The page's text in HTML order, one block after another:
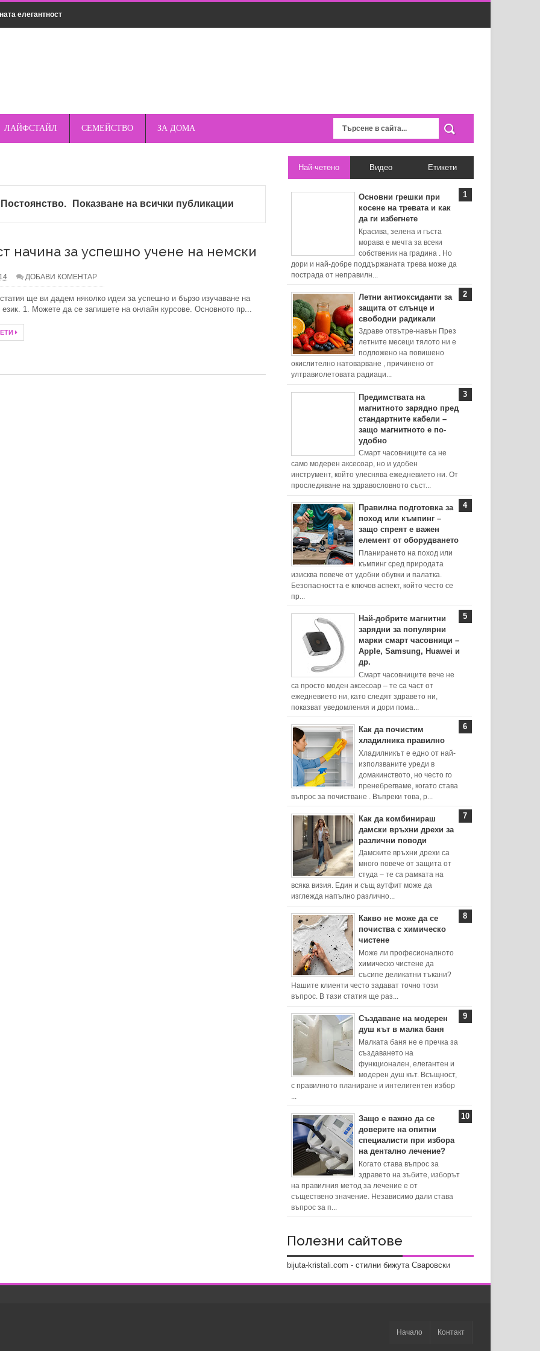
елегантност
за различни поводи
пред стандартните кабели – защо магнитното е по-
– защо спреят е важен елемент от
и как да ги избегнете
и свободни радикали
баня
ЛАЙФСТАЙЛ СЕМЕЙСТВО ЗА ДОМА
Постоянство. Показване на всички публикации
начина за успешно учене на немски
ДОБАВИ КОМЕНТАР
ще ви дадем няколко идеи за успешно и бързо изучаване на
език. 1. Можете да се запишете на онлайн курсове. Основното пр...
Най-четено Видео Етикети
Основни грешки при
косене на тревата и как
да ги избегнете
Красива, зелена и гъста
морава е мечта за всеки
собственик на градина . Но
дори и най-добре поддържаната трева може да
пострада от неправилн...
Летни антиоксиданти за
защита от слънце и
свободни радикали
Здраве отвътре-навън През
летните месеци тялото ни е
подложено на повишено
окислително натоварване , причинено от
ултравиолетовата радиаци...
Предимствата на
магнитното зарядно пред
стандартните кабели –
защо магнитното е по-
удобно
Смарт часовниците са не
само модерен аксесоар, но и удобен
инструмент, който улеснява ежедневието ни. От
проследяване на здравословното съст...
Правилна подготовка за
поход или къмпинг –
защо спреят е важен
елемент от оборудването
Планирането на поход или
къмпинг сред природата
изисква повече от удобни обувки и палатка.
Безопасността е ключов аспект, който често се
пр...
Най-добрите магнитни
зарядни за популярни
марки смарт часовници –
Apple, Samsung, Huawei и
др.
Смарт часовниците вече не
са просто моден аксесоар – те са част от
ежедневието ни, като следят здравето ни,
показват уведомления и дори пома...
Как да почистим
хладилника правилно
Хладилникът е едно от най-
използваните уреди в
домакинството, но често го
пренебрегваме, когато става
въпрос за почистване . Въпреки това, р...
Как да комбинираш
дамски връхни дрехи за
различни поводи
Дамските връхни дрехи са
много повече от защита от
студа – те са рамката на
всяка визия. Един и същ аутфит може да
изглежда напълно различно...
Какво не може да се
почиства с химическо
чистене
Може ли професионалното
химическо чистене да
съсипе деликатни тъкани?
Нашите клиенти често задават точно този
въпрос. В тази статия ще раз...
Създаване на модерен
душ кът в малка баня
Малката баня не е пречка за
създаването на
функционален, елегантен и
модерен душ кът. Всъщност,
с правилното планиране и интелигентен избор
Защо е важно да се
доверите на опитни
специалисти при избора
на дентално лечение?
Когато става въпрос за
здравето на зъбите, изборът
на правилния метод за лечение е от
съществено значение. Независимо дали става
въпрос за п...
Полезни сайтове
bijuta-kristali.com - стилни бижута Сваровски
Начало Контакт